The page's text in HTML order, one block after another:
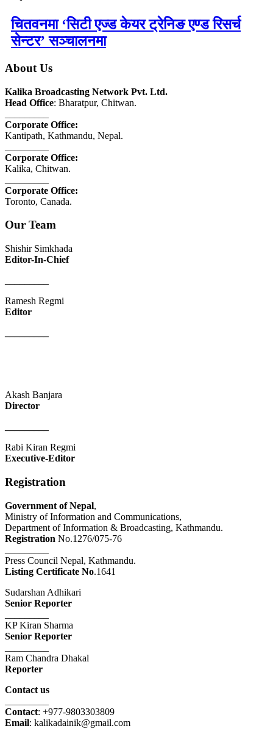
चितवनमा ‘सिटी एज्ड केयर ट्रेनिङ एण्ड रिसर्च
सेन्टर’ सञ्चालनमा
About Us
Kalika Broadcasting Network Pvt. Ltd.
Head Office: Bharatpur, Chitwan.
Corporate Office:
Kantipath, Kathmandu, Nepal.
Corporate Office:
Kalika, Chitwan.
Corporate Office:
Toronto, Canada.
Our Team
Shishir Simkhada
Editor-In-Chief
Ramesh Regmi
Editor
Akash Banjara
Director
Rabi Kiran Regmi
Executive-Editor
Registration
Government of Nepal,
Ministry of Information and Communications,
Department of Information & Broadcasting, Kathmandu.
Registration No.1276/075-76
Press Council Nepal, Kathmandu.
Listing Certificate No.1641
Sudarshan Adhikari
Senior Reporter
KP Kiran Sharma
Senior Reporter
Ram Chandra Dhakal
Reporter
Contact us
Contact: +977-9803303809
Email: kalikadainik@gmail.com